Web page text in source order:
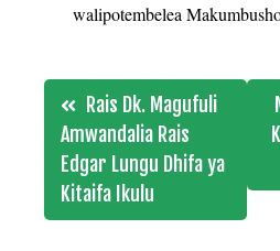
walipotembelea
Post
navigation
Rais Dk. Magufuli
Amwandalia Rais
Edgar Lungu Dhifa ya
Kitaifa Ikulu